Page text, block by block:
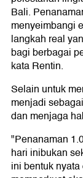
Bali.
menyeimbangi
langkah real
bagi berbagai
kata Rentin.
Selain untuk
menjadi
dan menjaga
"Penanaman
hari inibukan
ini bentuk